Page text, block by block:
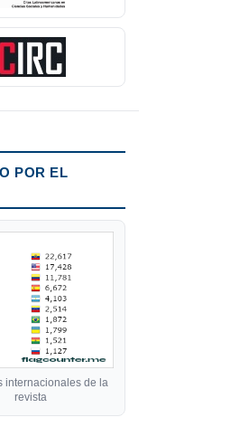
POR EL
internacionales de la
revista